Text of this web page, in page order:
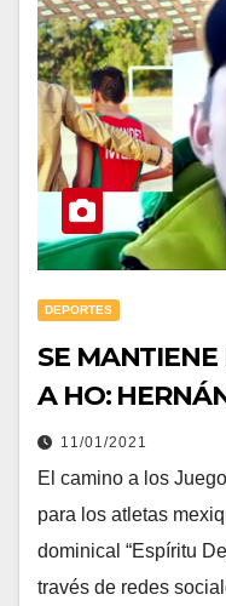
DEPORTES
SE MANTIENE
A HO:
11/01/2021
El camino a los
para los atletas
dominical “Espíritu
través de redes